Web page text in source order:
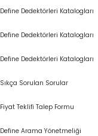
Define Dedektörleri Katalogları
Define Dedektörleri Katalogları
Define Dedektörleri Katalogları
Sıkça Sorulan Sorular
Fiyat Teklifi Talep Formu
Define Arama Yönetmeliği